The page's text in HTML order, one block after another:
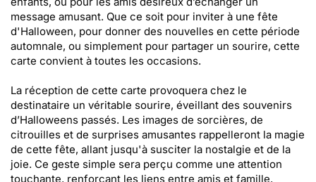
message amusant. Que ce soit pour inviter à une fête
d'Halloween, pour donner des nouvelles en cette période
automnale, ou simplement pour partager un sourire, cette
carte convient à toutes les occasions.
La réception de cette carte provoquera chez le
destinataire un véritable sourire, éveillant des souvenirs
d’Halloweens passés. Les images de sorcières, de
citrouilles et de surprises amusantes rappelleront la magie
de cette fête, allant jusqu'à susciter la nostalgie et de la
joie. Ce geste simple sera perçu comme une attention
touchante, renforçant les liens entre amis et famille.